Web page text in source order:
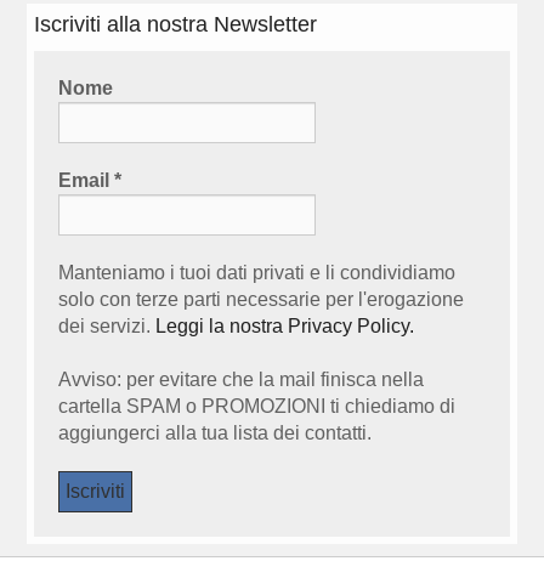
Iscriviti alla nostra Newsletter
Nome
Email*
Manteniamo i tuoi dati privati e li condividiamo
solo con terze parti necessarie per l'erogazione
dei servizi. Leggi la nostra Privacy Policy.
Avviso: per evitare che la mail finisca nella
cartella SPAM o PROMOZIONI ti chiediamo di
aggiungerci alla tua lista dei contatti.